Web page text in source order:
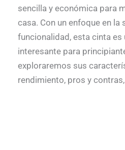
sencilla y económica para
casa. Con un enfoque en la
funcionalidad, esta cinta es
interesante para
exploraremos sus
rendimiento, pros y